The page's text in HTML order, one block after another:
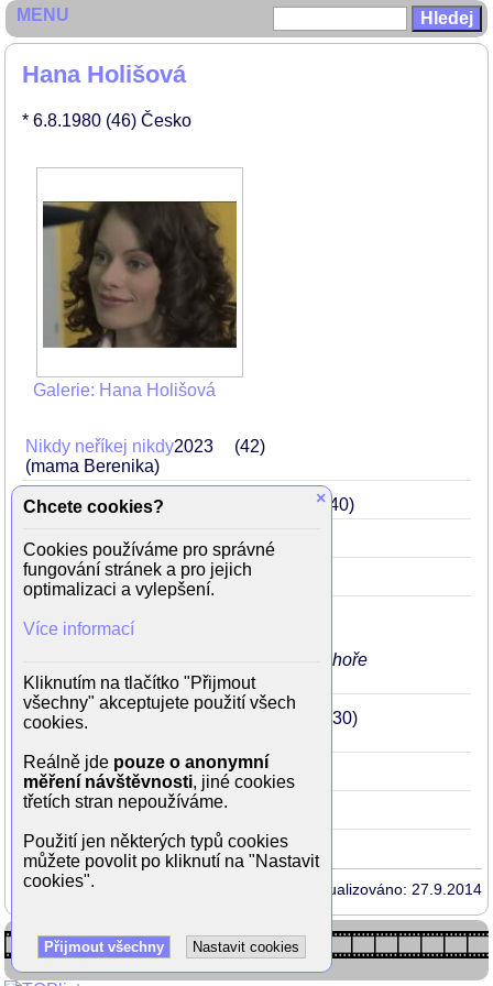
Hana Holišová
* 6.8.1980 (46) Česko
Galerie: Hana Holišová
Nikdy neříkej nikdy2023
42
(mama Berenika)
Gump - pes, který naučil lidi žít 40
Pravý rytíř2016 35
Labyrint (seriál)2015 34
Okno do hřbitova
(Leona Ronská)
ve 3. díle v milostné scéně je kráce nahoře
bez, navíc v šeru
Vetřelci a lovci: Užij si se psem
30
Anglické jahody2008 27 (Marjána)
21
Aktualizováno: 27.9.2014
MENU
×
Chcete cookies?
Cookies používáme pro správné
fungování stránek a pro jejich
optimalizaci a vylepšení.
Více informací
Kliknutím na tlačítko "Přijmout
všechny" akceptujete použití všech
cookies.
Reálně jde pouze o anonymní
měření návštěvnosti, jiné cookies
třetích stran nepoužíváme.
Použití jen některých typů cookies
můžete povolit po kliknutí na "Nastavit
cookies".
Přijmout všechny Nastavit cookies